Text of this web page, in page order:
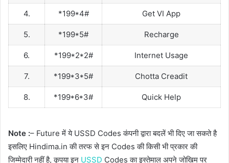
4. *199*4# Get VI App
5. *199*5# Recharge
6. *199*2*2# Internet Usage
7. *199*3*5# Chotta Creadit
8. *199*6*3# Quick Help
Note :– Future में ये USSD Codes कंपनी द्वारा बदलें भी दिए जा सकते है
इसलिए Hindima.in की तरफ से इन Codes की किसी भी प्रकार की
जिम्मेदारी नहीं है, कृपया इन USSD Codes का इस्तेमाल अपने जोखिम पर